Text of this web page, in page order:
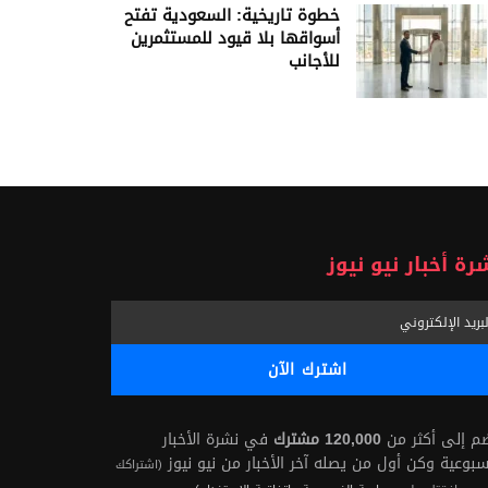
خطوة تاريخية: السعودية تفتح
أسواقها بلا قيود للمستثمرين
للأجانب
أخبار نيو نيوز
إلى أكثر من 120,000 مشترك
في نشرة الأخبار
وكن أول من يصله آخر الأخبار من نيو نيوز (اشتراكك